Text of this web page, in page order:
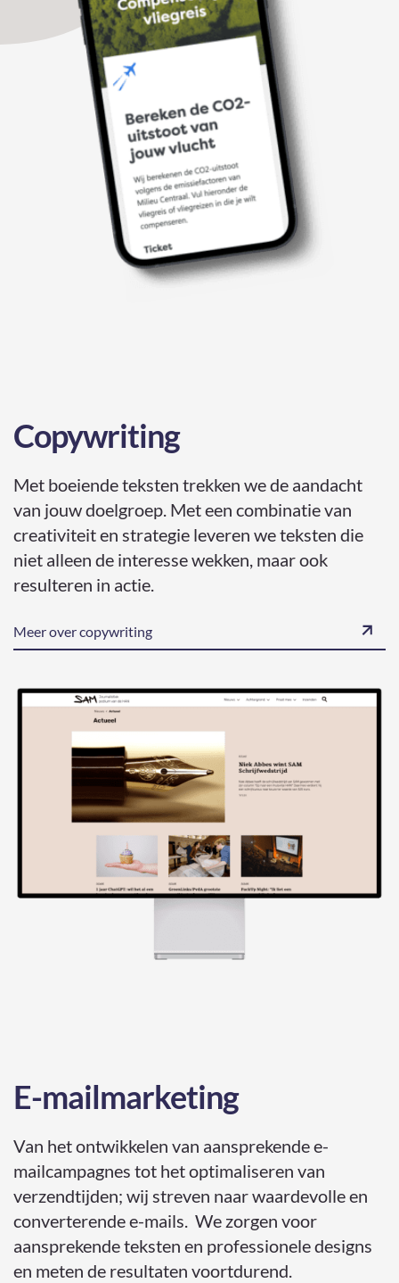
Copywriting
Met boeiende teksten trekken we de aandacht
van jouw doelgroep. Met een combinatie van
creativiteit en strategie leveren we teksten die
niet alleen de interesse wekken, maar ook
resulteren in actie.
Meer over copywriting
E-mailmarketing
Van het ontwikkelen van aansprekende e-
mailcampagnes tot het optimaliseren van
verzendtijden; wij streven naar waardevolle en
converterende e-mails. We zorgen voor
aansprekende teksten en professionele designs
en meten de resultaten voortdurend.